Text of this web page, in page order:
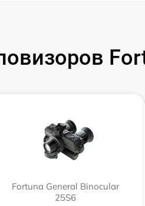
60 мин
Fortuna General Binocular
25S6